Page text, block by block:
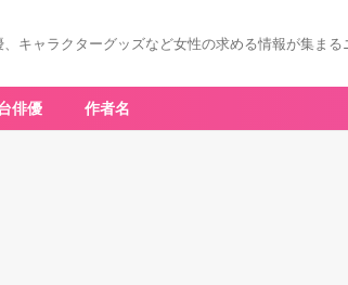
、キャラクターグッズなど女性の求める情報が集まる
俳優 作者名